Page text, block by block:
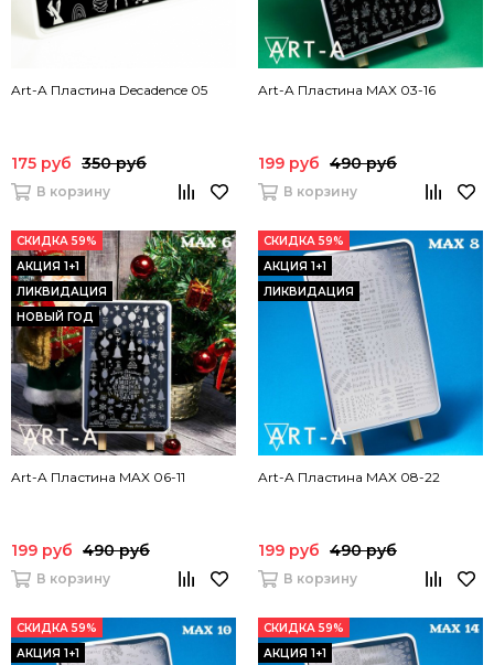
Art-A Пластина Decadence 05
175 руб 350 руб
В корзину
Art-A Пластина MAX 03-16
199 руб 490 руб
В корзину
СКИДКА 59%
АКЦИЯ 1+1
ЛИКВИДАЦИЯ
НОВЫЙ ГОД
Art-A Пластина MAX 06-11
199 руб 490 руб
В корзину
СКИДКА 59%
АКЦИЯ 1+1
ЛИКВИДАЦИЯ
Art-A Пластина MAX 08-22
199 руб 490 руб
В корзину
СКИДКА 59%
АКЦИЯ 1+1
СКИДКА 59%
АКЦИЯ 1+1